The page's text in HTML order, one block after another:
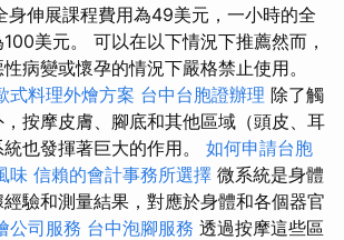
身伸展課程費用為49美元，一小時的全
美元。 可以在以下情況下推薦然而，
病變或懷孕的情況下嚴格禁止使用。
式料理外燴方案 台中台胞證辦理 除了觸
按摩皮膚、腳底和其他區域（頭皮、耳
也發揮著巨大的作用。 如何申請台胞
味 信賴的會計事務所選擇 微系統是身體
驗和測量結果，對應於身體和各個器官
公司服務 台中泡腳服務 透過按摩這些區